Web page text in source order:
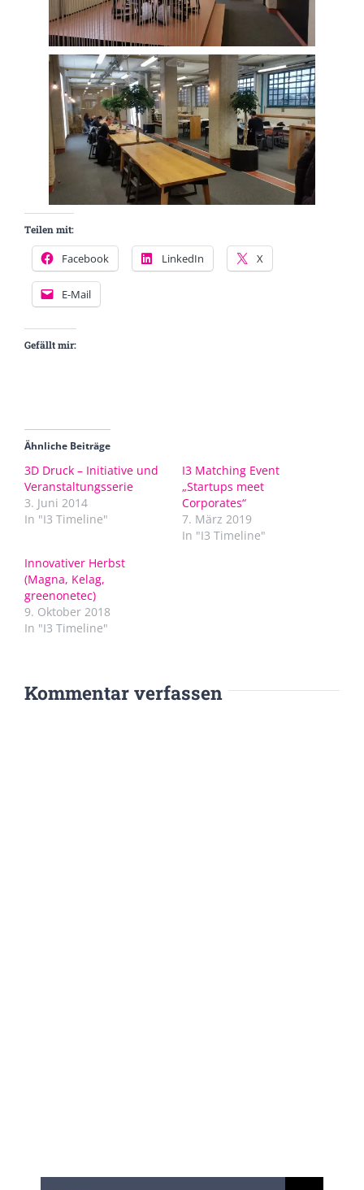
Teilen mit:
Facebook LinkedIn X
E-Mail
Gefällt mir:
Ähnliche Beiträge
3D Druck – Initiative und
Veranstaltungsserie
3. Juni 2014
In "I3 Timeline"
I3 Matching Event
„Startups meet
Corporates“
7. März 2019
In "I3 Timeline"
Innovativer Herbst
(Magna, Kelag,
greenonetec)
9. Oktober 2018
In "I3 Timeline"
Kommentar verfassen